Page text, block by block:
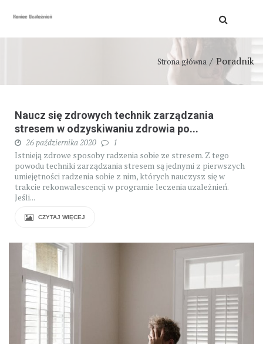
Strona główna Poradnik
Naucz się zdrowych technik zarządzania
stresem w odzyskiwaniu zdrowia po...
26 października 2020 1
Istnieją zdrowe sposoby radzenia sobie ze stresem. Z tego
powodu techniki zarządzania stresem są jednymi z pierwszych
umiejętności radzenia sobie z nim, których nauczysz się w
trakcie rekonwalescencji w programie leczenia uzależnień.
Jeśli...
CZYTAJ WIĘCEJ